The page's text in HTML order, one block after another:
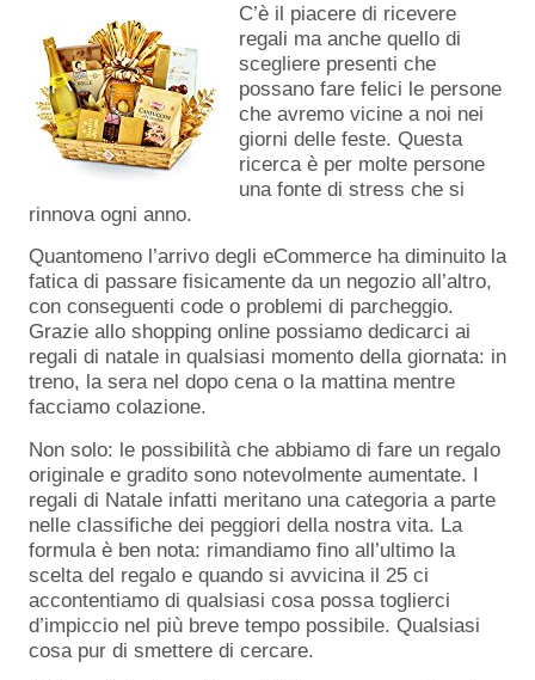
C’è il piacere di ricevere
regali ma anche quello di
scegliere presenti che
possano fare felici le persone
che avremo vicine a noi nei
giorni delle feste. Questa
ricerca è per molte persone
una fonte di stress che si
rinnova ogni anno.
Quantomeno l’arrivo degli eCommerce ha diminuito la
fatica di passare fisicamente da un negozio all’altro,
con conseguenti code o problemi di parcheggio.
Grazie allo shopping online possiamo dedicarci ai
regali di natale in qualsiasi momento della giornata: in
treno, la sera nel dopo cena o la mattina mentre
facciamo colazione.
Non solo: le possibilità che abbiamo di fare un regalo
originale e gradito sono notevolmente aumentate. I
regali di Natale infatti meritano una categoria a parte
nelle classifiche dei peggiori della nostra vita. La
formula è ben nota: rimandiamo fino all’ultimo la
scelta del regalo e quando si avvicina il 25 ci
accontentiamo di qualsiasi cosa possa toglierci
d’impiccio nel più breve tempo possibile. Qualsiasi
cosa pur di smettere di cercare.